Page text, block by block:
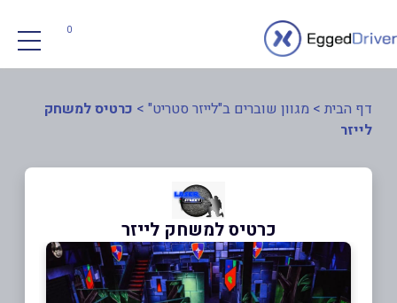
0
דף הבית > מגוון שוברים ב"לייזר סטריט" > כרטיס למשחק
לייזר
כרטיס למשחק לייזר